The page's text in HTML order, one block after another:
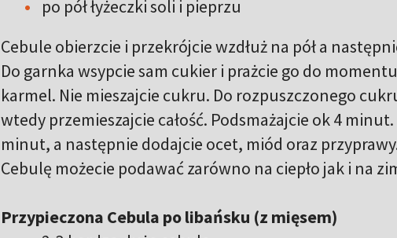
po pół łyżeczki soli i pieprzu
Cebule obierzcie i przekrójcie wzdłuż na pół a
Do garnka wsypcie sam cukier i prażcie go do
karmel. Nie mieszajcie cukru. Do rozpuszczonego
wtedy przemieszajcie całość. Podsmażajcie ok 4
minut, a następnie dodajcie ocet, miód oraz
Cebulę możecie podawać zarówno na ciepło jak i na
Przypieczona Cebula po libańsku (z mięsem)